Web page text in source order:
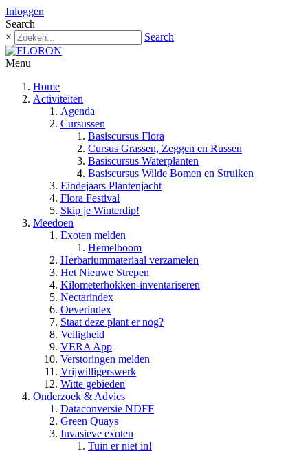
Inloggen
Search
×
Search
Menu
Home
Activiteiten
Agenda
Cursussen
Basiscursus Flora
Cursus Grassen, Zeggen en Russen
Basiscursus Waterplanten
Basiscursus Wilde Bomen en Struiken
Eindejaars Plantenjacht
Flora Festival
Skip je Winterdip!
Meedoen
Exoten melden
Hemelboom
Herbariummateriaal verzamelen
Het Nieuwe Strepen
Kilometerhokken-inventariseren
Nectarindex
Oeverindex
Staat deze plant er nog?
Veiligheid
VERA App
Verstoringen melden
Vrijwilligerswerk
Witte gebieden
Onderzoek & Advies
Dataconversie NDFF
Green Quays
Invasieve exoten
Tuin er niet in!